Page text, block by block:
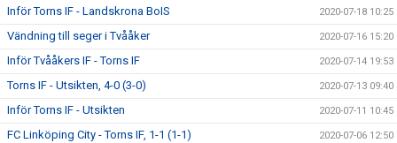
Inför Torns IF - Landskrona BoIS 2020-07-18 10:25
Vändning till seger i Tvååker 2020-07-16 15:20
Inför Tvååkers IF - Torns IF 2020-07-14 19:53
Torns IF - Utsikten, 4-0 (3-0) 2020-07-13 09:40
Inför Torns IF - Utsikten 2020-07-11 10:45
FC Linköping City - Torns IF, 1-1 (1-1) 2020-07-06 12:50